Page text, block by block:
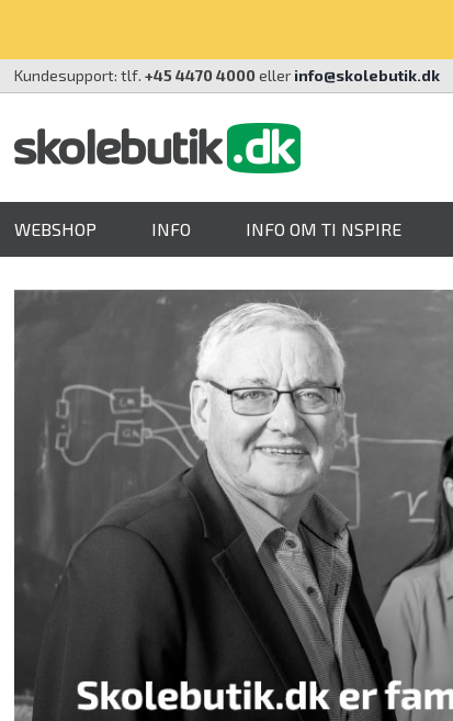
Kundesupport: tlf.+45 4470 4000 eller info@skolebutik.dk
WEBSHOP INFO INFO OM TI NSPIRE